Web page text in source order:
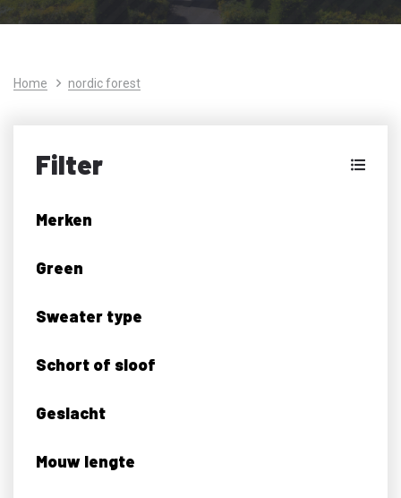
Home nordic forest
Filter
Merken
Green
Sweater type
Schort of sloof
Geslacht
Mouw lengte